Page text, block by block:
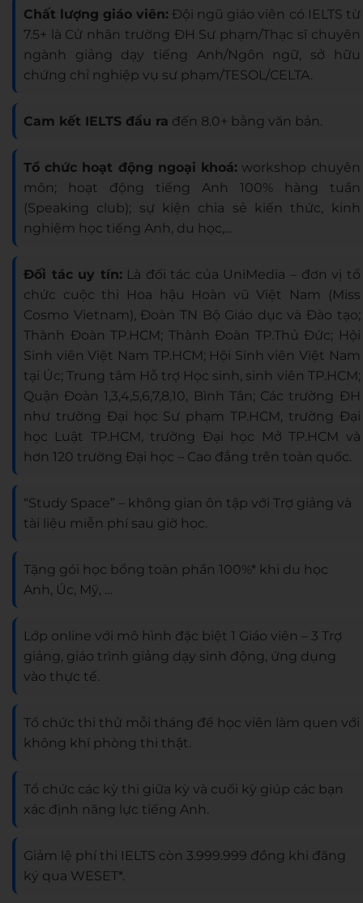
Chất lượng giáo viên: Đội ngũ giáo viên có IELTS từ
7.5+ là Cử nhân trường ĐH Sư phạm/Thạc sĩ chuyên
ngành giảng dạy tiếng Anh/Ngôn ngữ, sở hữu
chứng chỉ nghiệp vụ sư phạm/TESOL/CELTA.
Cam kết IELTS đầu ra đến 8.0+ bằng văn bản.
Tổ chức hoạt động ngoại khoá: workshop chuyên
môn; hoạt động tiếng Anh 100% hàng tuần
(Speaking club); sự kiện chia sẻ kiến thức, kinh
nghiệm học tiếng Anh, du học,…
Đối tác uy tín:Là đối tác của UniMedia – đơn vị tổ
chức cuộc thi Hoa hậu Hoàn vũ Việt Nam (Miss
Cosmo Vietnam), Đoàn TN Bộ Giáo dục và Đào tạo;
Thành Đoàn TP.HCM; Thành Đoàn TP.Thủ Đức; Hội
Sinh viên Việt Nam TP.HCM; Hội Sinh viên Việt Nam
tại Úc; Trung tâm Hỗ trợ Học sinh, sinh viên TP.HCM;
Quận Đoàn 1,3,4,5,6,7,8,10, Bình Tân; Các trường ĐH
như trường Đại học Sư phạm TP.HCM, trường Đại
học Luật TP.HCM, trường Đại học Mở TP.HCM và
hơn 120 trường Đại học – Cao đẳng trên toàn quốc.
“Study Space” – không gian ôn tập với Trợ giảng và
tài liệu miễn phí sau giờ học.
Tặng gói học bổng toàn phần 100%* khi du học
Anh, Úc, Mỹ, …
Lớp online với mô hình đặc biệt 1 Giáo viên – 3 Trợ
giảng, giáo trình giảng dạy sinh động, ứng dụng
vào thực tế.
Tổ chức thi thử mỗi tháng để học viên làm quen với
không khí phòng thi thật.
Tổ chức các kỳ thi giữa kỳ và cuối kỳ giúp các bạn
xác định năng lực tiếng Anh.
Giảm lệ phí thi IELTS còn 3.999.999 đồng khi đăng
ký qua WESET*.